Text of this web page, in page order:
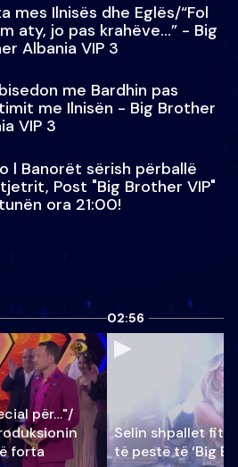
mes Ilnisës dhe Eglës/“Fol
aty, jo pas krahëve…” - Big
Albania VIP 3
me Bardhin pas
me Ilnisën - Big Brother
VIP 3
l Banorët sërish përballë
Post "Big Brother VIP"
ora 21:00!
për…"/
forta
02:56
Selin shpallet
të pestë të ‘Big